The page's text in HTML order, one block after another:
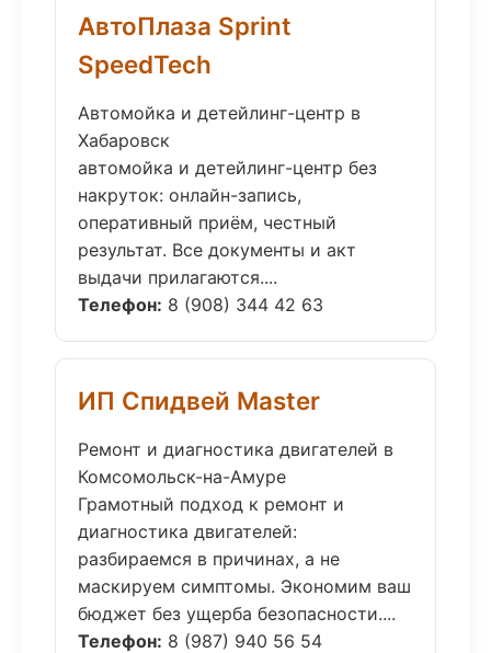
АвтоПлаза Sprint
SpeedTech
Автомойка и детейлинг-центр в
Хабаровск
автомойка и детейлинг-центр без
накруток: онлайн-запись,
оперативный приём, честный
результат. Все документы и акт
выдачи прилагаются....
Телефон: 8 (908) 344 42 63
ИП Спидвей Master
Ремонт и диагностика двигателей в
Комсомольск-на-Амуре
Грамотный подход к ремонт и
диагностика двигателей:
разбираемся в причинах, а не
маскируем симптомы. Экономим ваш
бюджет без ущерба безопасности....
Телефон: 8 (987) 940 56 54